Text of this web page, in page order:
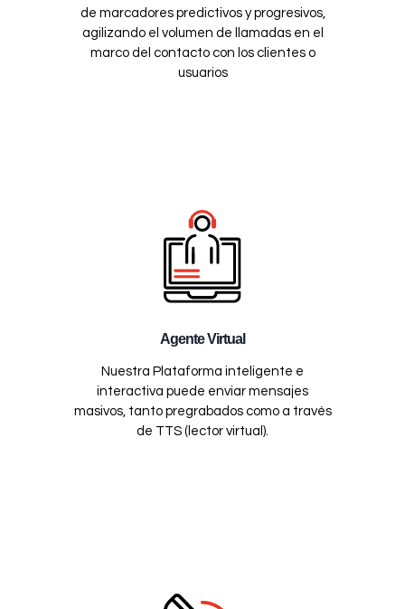
de marcadores predictivos y progresivos,
agilizando el volumen de llamadas en el
marco del contacto con los clientes o
usuarios
Agente Virtual
Nuestra Plataforma inteligente e
interactiva puede enviar mensajes
masivos, tanto pregrabados como a través
de TTS (lector virtual).